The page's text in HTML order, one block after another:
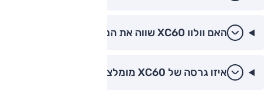
האם וולוו XC60 שווה את המחיר?
איזו גרסה של XC60 מומלצת לקנייה?